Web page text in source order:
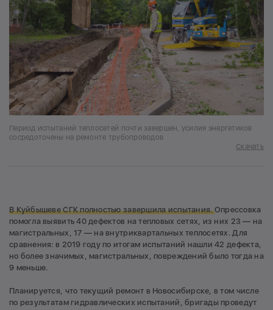
Период испытаний теплосетей почти завершен, усилия энергетиков
сосредоточены на ремонте трубопроводов
Скачать
В Куйбышеве СГК полностью завершила испытания.Опрессовка
помогла выявить 40 дефектов на тепловых сетях, из них 23 — на
магистральных, 17 — на внутриквартальных теплосетях. Для
сравнения: в 2019 году по итогам испытаний нашли 42 дефекта,
но более значимых, магистральных, повреждений было тогда на
9 меньше.
Планируется, что текущий ремонт в Новосибирске, в том числе
по результатам гидравлических испытаний, бригады проведут